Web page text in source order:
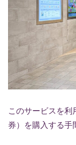
このサービスを利
券）を購入する手